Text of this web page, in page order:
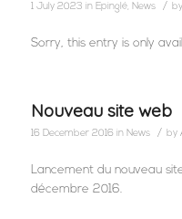
1 July 2023 in Epinglé, News / by
Sorry, this entry is only
Nouveau site web
16 December 2016 in News / by
Lancement du nouveau
décembre 2016.